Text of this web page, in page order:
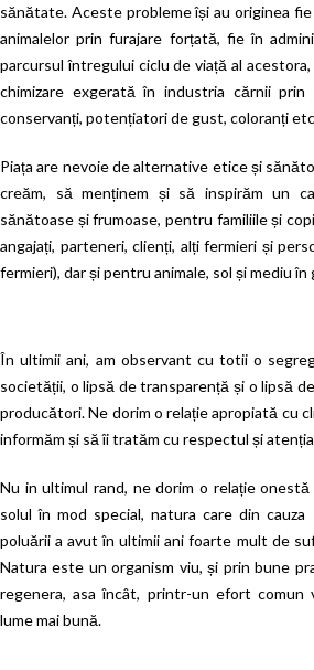
sănătate. Aceste probleme își au originea
animalelor prin furajare forțată, fie în
parcursul întregului ciclu de viață al
chimizare exgerată în industria cărnii prin
conservanți, potențiatori de gust, coloranți
Piața are nevoie de alternative etice și
creăm, să menținem și să inspirăm un
sănătoase și frumoase, pentru familiile și
angajați, parteneri, clienți, alți fermieri și
fermieri), dar și pentru animale, sol și mediu în
În ultimii ani, am observant cu totii o
societății, o lipsă de transparență și o lipsă
producători. Ne dorim o relație apropiată cu
informăm și să îi tratăm cu respectul și
Nu in ultimul rand, ne dorim o relație
solul în mod special, natura care din
poluării a avut în ultimii ani foarte mult de
Natura este un organism viu, și prin bune
regenera, asa încât, printr-un efort comun
lume mai bună.